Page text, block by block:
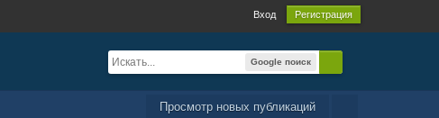
Вход Регистрация
Google поиск
Просмотр новых публикаций